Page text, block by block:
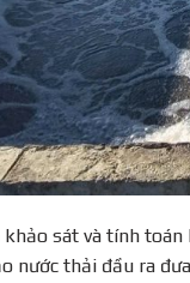
sát và tính
nước thải đầu ra